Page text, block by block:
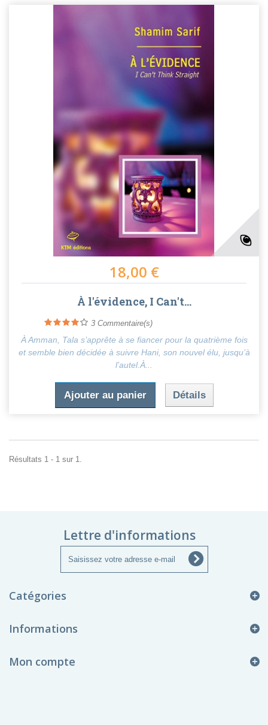
18,00 €
À l'évidence, I Can't...
3 Commentaire(s)
À Amman, Tala s’apprête à se fiancer pour la quatrième fois
et semble bien décidée à suivre Hani, son nouvel élu, jusqu’à
l’autel.À...
Ajouter au panier Détails
Résultats 1 - 1 sur 1.
Lettre d'informations
Catégories
Informations
Mon compte